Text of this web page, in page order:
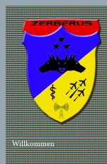
Willkommen